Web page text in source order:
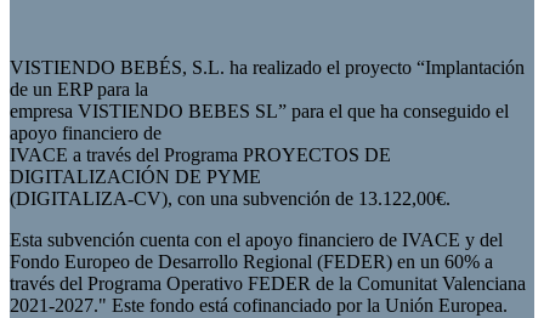
VISTIENDO BEBÉS, S.L. ha realizado el proyecto “Implantación
de un ERP para la
empresa VISTIENDO BEBES SL” para el que ha conseguido el
apoyo financiero de
IVACE a través del Programa PROYECTOS DE
DIGITALIZACIÓN DE PYME
(DIGITALIZA-CV), con una subvención de 13.122,00€.
Esta subvención cuenta con el apoyo financiero de IVACE y del
Fondo Europeo de Desarrollo Regional (FEDER) en un 60% a
través del Programa Operativo FEDER de la Comunitat Valenciana
2021-2027." Este fondo está cofinanciado por la Unión Europea.